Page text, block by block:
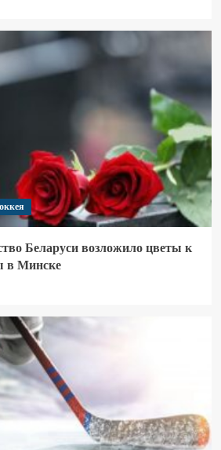
Беларуси возложило цветы к
в Минске